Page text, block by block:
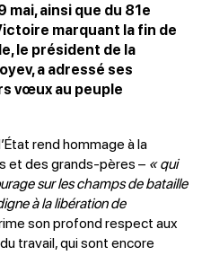
ainsi que du 81e
marquant la fin de
le président de la
a adressé ses
vœux au peuple
rend hommage à la
et des grands-pères – « qui
sur les champs de bataille
à la libération de
son profond respect aux
travail, qui sont encore